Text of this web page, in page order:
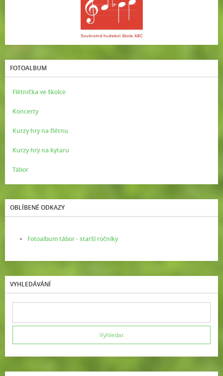
FOTOALBUM
Flétnička ve školce
Koncerty
Kurzy hry na flétnu
Kurzy hry na kytaru
Tábor
OBLÍBENÉ ODKAZY
Fotoalbum tábor - starší ročníky
VYHLEDÁVÁNÍ